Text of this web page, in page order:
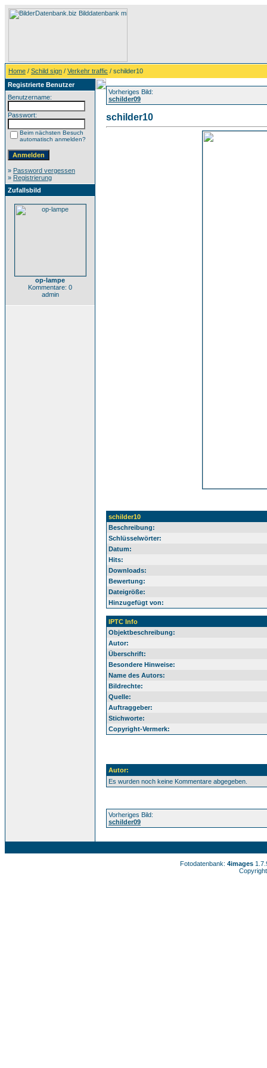
Home / Schild sign / Verkehr traffic / schilder10
Registrierte Benutzer
Benutzername:
Passwort:
Beim nächsten Besuch
automatisch anmelden?
» Password vergessen
» Registrierung
Zufallsbild
op-lampe
Kommentare: 0
admin
Vorheriges Bild:
schilder09
schilder10
schilder10
Beschreibung:
Schlüsselwörter:
Datum:
Hits:
Downloads:
Bewertung:
Dateigröße:
Hinzugefügt von:
IPTC Info
Objektbeschreibung:
Autor:
Überschrift:
Besondere Hinweise:
Name des Autors:
Bildrechte:
Quelle:
Auftraggeber:
Stichworte:
Copyright-Vermerk:
Autor:
Es wurden noch keine Kommentare abgegeben.
Vorheriges Bild:
schilder09
Fotodatenbank: 4images